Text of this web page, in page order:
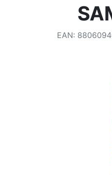
Pays de livraison
EAN: